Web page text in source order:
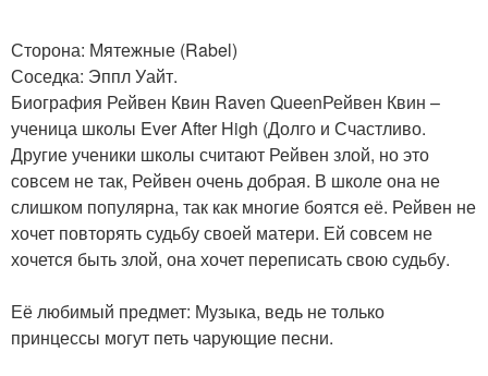
Сторона: Мятежные (Rabel)
Соседка: Эппл Уайт.
Биография Рейвен Квин Raven QueenРейвен Квин –
ученица школы Ever After High (Долго и Счастливо.
Другие ученики школы считают Рейвен злой, но это
совсем не так, Рейвен очень добрая. В школе она не
слишком популярна, так как многие боятся её. Рейвен не
хочет повторять судьбу своей матери. Ей совсем не
хочется быть злой, она хочет переписать свою судьбу.
Её любимый предмет: Музыка, ведь не только
принцессы могут петь чарующие песни.